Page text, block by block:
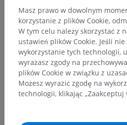
Masz prawo w dowolnym
korzystanie z plików Cookie,
W tym celu należy skorzystać z
ustawień plików Cookie. Jeśli
wykorzystanie tych technologii,
wyrażasz zgody na
plików Cookie w związku z
Możesz wyrazić zgodę na
technologii, klikając „Zaakceptuj